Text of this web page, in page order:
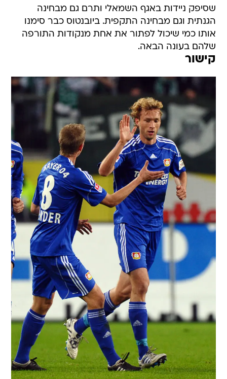
שסיפק ניידות באגף השמאלי ותרם גם מבחינה
הגנתית וגם מבחינה התקפית. ביובנטוס כבר סימנו
אותו כמי שיכול לפתור את אחת מנקודות התורפה
שלהם בעונה הבאה.
קישור